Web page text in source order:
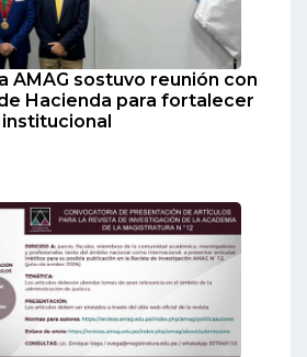
AMAG sostuvo reunión con
Hacienda para fortalecer